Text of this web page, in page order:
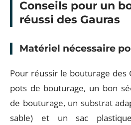
Conseils pour un
réussi des Gauras
Matériel nécessaire
Pour réussir le bouturage des
pots de bouturage, un bon
de bouturage, un substrat
sable) et un sac